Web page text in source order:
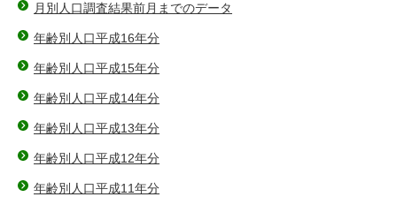
月別人口調査結果前月までのデータ
年齢別人口平成16年分
年齢別人口平成15年分
年齢別人口平成14年分
年齢別人口平成13年分
年齢別人口平成12年分
年齢別人口平成11年分